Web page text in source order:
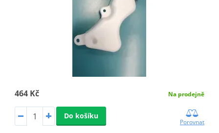
464 Kč Na prodejně
Do košíku
Porovnat